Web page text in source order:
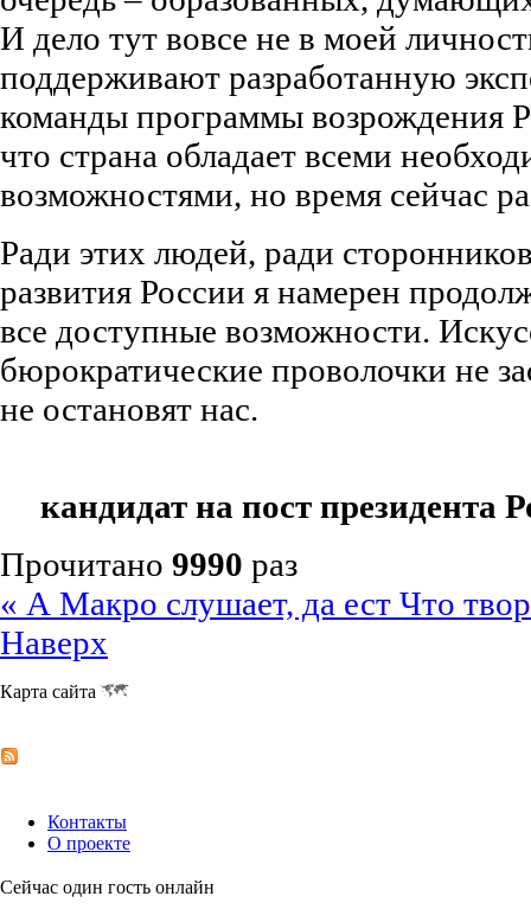
И дело тут вовсе не в моей
поддерживают разработанную
команды программы возрождения
что страна обладает всеми
возможностями, но время сейчас
Ради этих людей, ради
развития России я намерен
все доступные возможности.
бюрократические проволочки не
не остановят нас.
кандидат на пост президента
Прочитано 9990 раз
« А Макро слушает, да ест Что
Наверх
Карта сайта
Контакты
О проекте
Сейчас один гость онлайн